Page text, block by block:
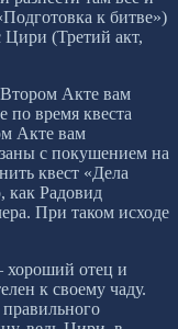
к битве»)
Цири (Третий акт,
Акте вам
по время квеста
Акте вам
с покушением на
квест «Дела
как Радовид
При таком исходе
хороший отец и
к своему чаду.